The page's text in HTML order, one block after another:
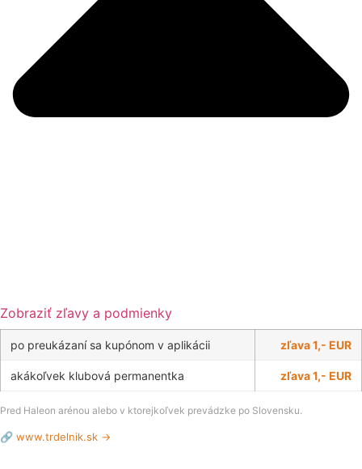
Zobraziť zľavy a podmienky
po preukázaní sa kupónom v aplikácii zľava 1,- EUR
akákoľvek klubová permanentka zľava 1,- EUR
Pred Haleon arénou alebo v ktorejkoľvek prevádzke po Slovensku.
🔗 www.trdelnik.sk →